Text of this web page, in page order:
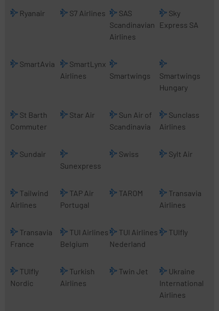
Ryanair S7 Airlines
SAS
Scandinavian
Airlines
Sky
Express SA
SmartAvia
SmartLynx
Airlines
Smartwings
Smartwings
Hungary
St Barth
Commuter
Star Air
Sun Air of
Scandinavia
Sunclass
Airlines
Sundair
Sunexpress
Swiss Sylt Air
Tailwind
Airlines
TAP Air
Portugal
TAROM
Transavia
Airlines
Transavia
France
TUI Airlines
Belgium
TUI Airlines
Nederland
TUIfly
TUIfly
Nordic
Turkish
Airlines
Twin Jet
Ukraine
International
Airlines